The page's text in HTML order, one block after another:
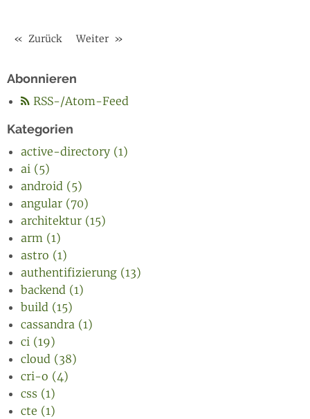
Zurück Weiter
Abonnieren
RSS-/Atom-Feed
Kategorien
active-directory (1)
ai (5)
android (5)
angular (70)
architektur (15)
arm (1)
astro (1)
authentifizierung (13)
backend (1)
build (15)
cassandra (1)
ci (19)
cloud (38)
cri-o (4)
css (1)
cte (1)